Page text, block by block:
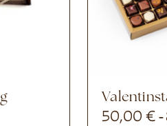
50,00€ -